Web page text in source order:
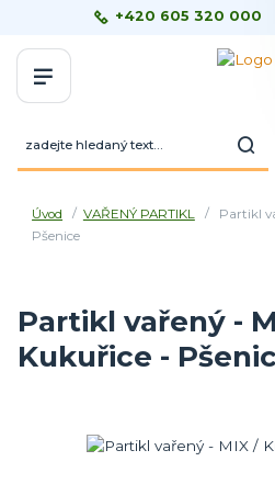
+420 605 320 000
Úvod VAŘENÝ PARTIKL
Partikl
Pšenice
Partikl vařený -
Kukuřice -